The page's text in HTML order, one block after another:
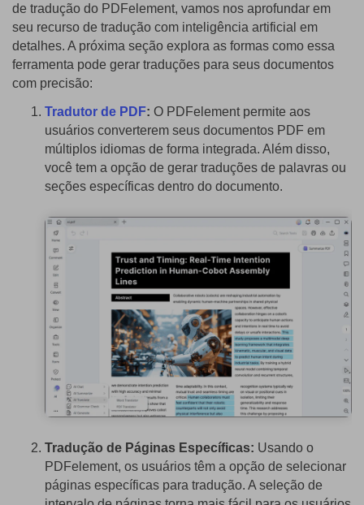
de tradução do PDFelement, vamos nos aprofundar em
seu recurso de tradução com inteligência artificial em
detalhes. A próxima seção explora as formas como essa
ferramenta pode gerar traduções para seus documentos
com precisão:
Tradutor de PDF: O PDFelement permite aos
usuários converterem seus documentos PDF em
múltiplos idiomas de forma integrada. Além disso,
você tem a opção de gerar traduções de palavras ou
seções específicas dentro do documento.
Tradução de Páginas Específicas: Usando o
PDFelement, os usuários têm a opção de selecionar
páginas específicas para tradução. A seleção de